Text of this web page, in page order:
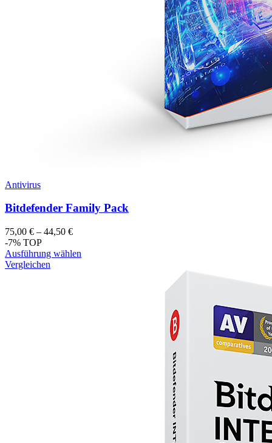
Antivirus
Bitdefender Family Pack
75,00 € – 44,50 €
-7% TOP
Ausführung wählen
Vergleichen